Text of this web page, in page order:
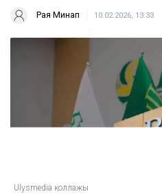
Рая Минап 10.02.2026, 13:33
Ulysmedia коллажы